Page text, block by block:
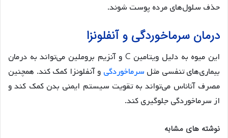
حذف سلول‌های مرده پوست شوند.
درمان سرماخوردگی و آنفلونزا
این میوه به دلیل ویتامین C و آنزیم بروملین می‌تواند به درمان
بیماری‌های تنفسی مثل سرماخوردگی و آنفلونزا کمک کند. همچنین
مصرف آناناس می‌تواند به تقویت سیستم ایمنی بدن کمک کند و
از سرماخوردگی جلوگیری کند.
نوشته های مشابه